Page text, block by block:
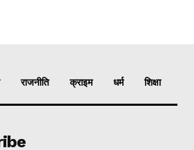
राजनीति क्राइम धर्म शिक्षा